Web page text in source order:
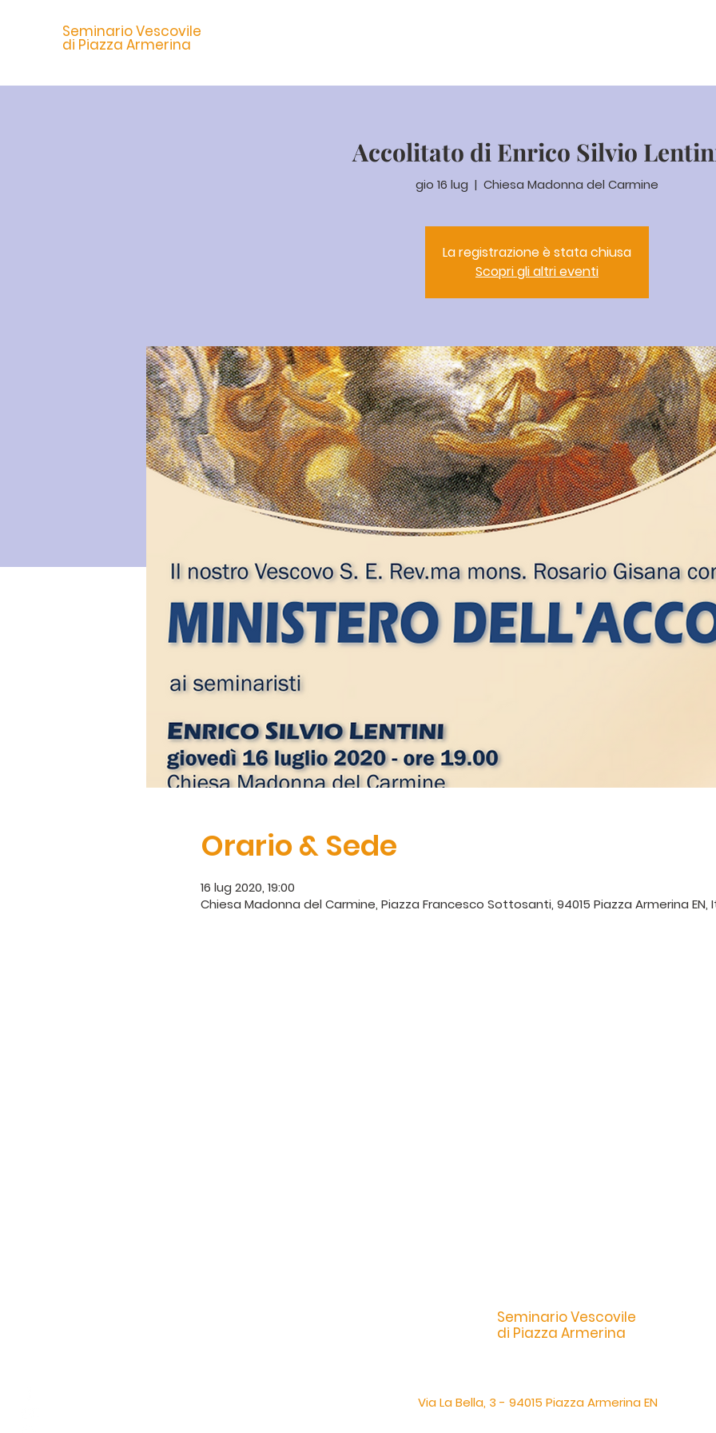
Seminario Vescovile
di Piazza Armerina
Accolitato di Enrico Silvio
gio 16 lug
  |
Chiesa Madonna del Carmine
La registrazione è stata chiusa
Scopri gli altri eventi
Orario & Sede
16 lug 2020, 19:00
Chiesa Madonna del Carmine, Piazza Francesco Sottosanti, 94015 Piazza Armerina EN,
Seminario Vescovile
di Piazza Armerina
Via La Bella, 3 - 94015 Piazza Armerina EN